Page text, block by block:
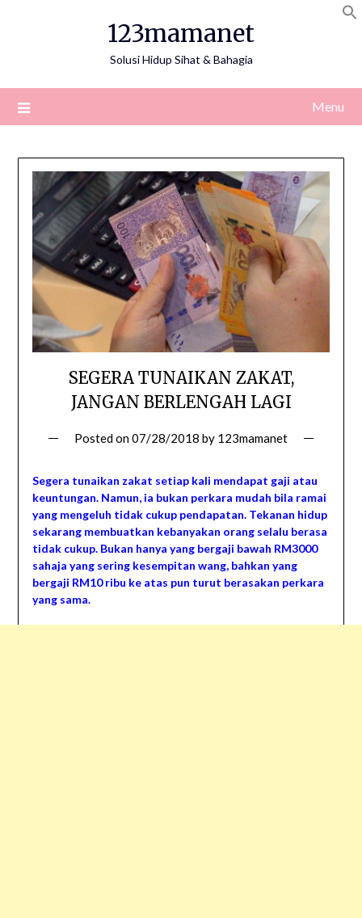
123mamanet
Solusi Hidup Sihat & Bahagia
Menu
SEGERA TUNAIKAN ZAKAT,
JANGAN BERLENGAH LAGI
Posted on07/28/2018 by 123mamanet
Segera tunaikan zakat setiap kali mendapat gaji atau
keuntungan. Namun, ia bukan perkara mudah bila ramai
yang mengeluh tidak cukup pendapatan. Tekanan hidup
sekarang membuatkan kebanyakan orang selalu berasa
tidak cukup. Bukan hanya yang bergaji bawah RM3000
sahaja yang sering kesempitan wang, bahkan yang
bergaji RM10 ribu ke atas pun turut berasakan perkara
yang sama.